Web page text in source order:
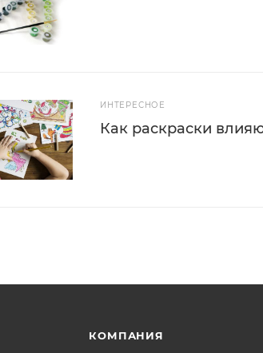
ИНТЕРЕСНОЕ
Как раскраски
КОМПАНИЯ